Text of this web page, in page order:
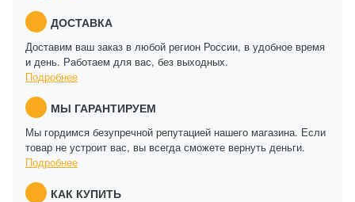
ДОСТАВКА
Доставим ваш заказ в любой регион России, в удобное время
и день. Работаем для вас, без выходных.
Подробнее
МЫ ГАРАНТИРУЕМ
Мы гордимся безупречной репутацией нашего магазина. Если
товар не устроит вас, вы всегда сможете вернуть деньги.
Подробнее
КАК КУПИТЬ